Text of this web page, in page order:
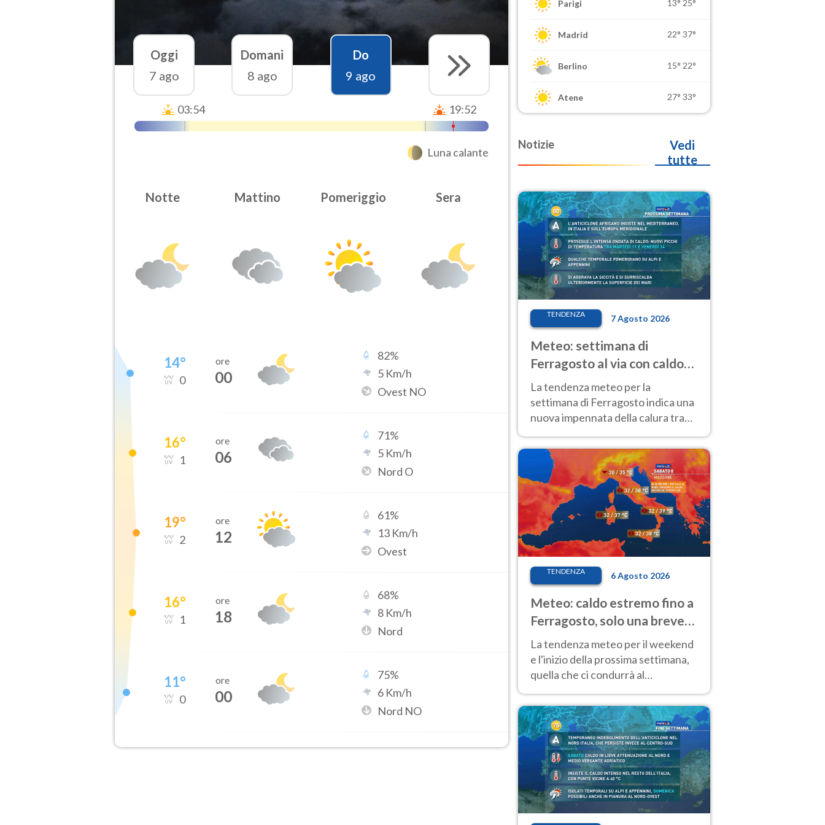
Oggi
7 ago
Domani
8 ago
Do
9 ago
03:54 19:52
Luna calante
Notte Mattino Pomeriggio Sera
14°
0
ore
00
82%
5 Km/h
Ovest NO
16°
1
ore
06
71%
5 Km/h
Nord O
19°
2
ore
12
61%
13 Km/h
Ovest
16°
1
ore
18
68%
8 Km/h
Nord
11°
0
ore
00
75%
6 Km/h
Nord NO
Parigi 13° 25°
Madrid 22° 37°
Berlino 15° 22°
Atene 27° 33°
Notizie
Vedi
tutte
TENDENZA 7 Agosto 2026
Meteo: settimana di
Ferragosto al via con caldo
intenso e qualche temporale
La tendenza meteo per la
settimana di Ferragosto indica una
nuova impennata della calura tra
anche al Nord.
TENDENZA 6 Agosto 2026
Meteo: caldo estremo fino a
Ferragosto, solo una breve
pausa. Ecco dove
La tendenza meteo per il weekend
e l'inizio della prossima settimana,
quella che ci condurrà al
temperature molto elevate